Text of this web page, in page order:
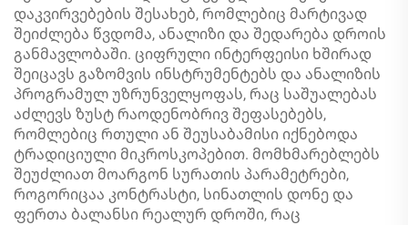
დაკვირვებების შესახებ, რომლებიც მარტივად
შეიძლება წვდომა, ანალიზი და შედარება დროის
განმავლობაში. ციფრული ინტერფეისი ხშირად
შეიცავს გაზომვის ინსტრუმენტებს და ანალიზის
პროგრამულ უზრუნველყოფას, რაც საშუალებას
აძლევს ზუსტ რაოდენობრივ შეფასებებს,
რომლებიც რთული ან შეუსაბამისი იქნებოდა
ტრადიციული მიკროსკოპებით. მომხმარებლებს
შეუძლიათ მოარგონ სურათის პარამეტრები,
როგორიცაა კონტრასტი, სინათლის დონე და
ფერთა ბალანსი რეალურ დროში, რაც